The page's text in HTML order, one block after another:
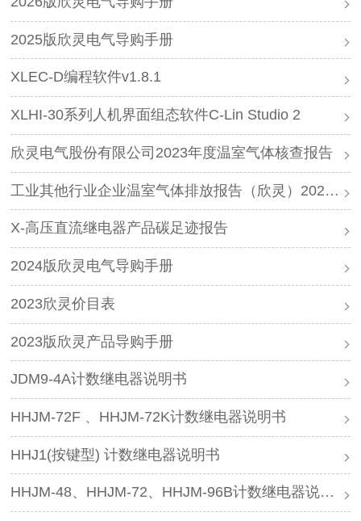
2025版欣灵电气导购手册
XLEC-D编程软件v1.8.1
XLHI-30系列人机界面组态软件C-Lin Studio 2
欣灵电气股份有限公司2023年度温室气体核查报告
工业其他行业企业温室气体排放报告（欣灵）2023年
X-高压直流继电器产品碳足迹报告
2024版欣灵电气导购手册
2023欣灵价目表
2023版欣灵产品导购手册
JDM9-4A计数继电器说明书
HHJM-72F 、HHJM-72K计数继电器说明书
HHJ1(按键型) 计数继电器说明书
HHJM-48、HHJM-72、HHJM-96B计数继电器说明书